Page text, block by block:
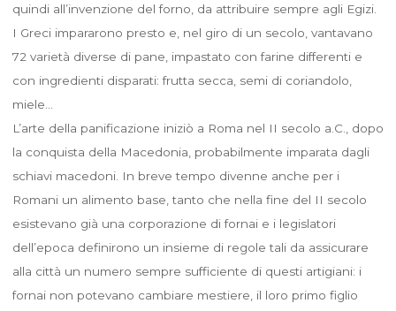
quindi all’invenzione del forno, da attribuire sempre agli Egizi.
I Greci impararono presto e, nel giro di un secolo, vantavano
72 varietà diverse di pane, impastato con farine differenti e
con ingredienti disparati: frutta secca, semi di coriandolo,
miele…
L’arte della panificazione iniziò a Roma nel II secolo a.C., dopo
la conquista della Macedonia, probabilmente imparata dagli
schiavi macedoni. In breve tempo divenne anche per i
Romani un alimento base, tanto che nella fine del II secolo
esistevano già una corporazione di fornai e i legislatori
dell’epoca definirono un insieme di regole tali da assicurare
alla città un numero sempre sufficiente di questi artigiani: i
fornai non potevano cambiare mestiere, il loro primo figlio